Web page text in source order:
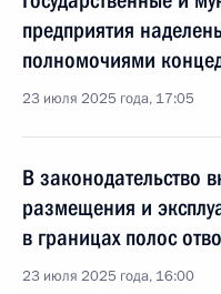
предприятия
полномочиями
23 июля 2025 года, 17:05
В законодательство
размещения и
в границах полос
23 июля 2025 года, 16:00